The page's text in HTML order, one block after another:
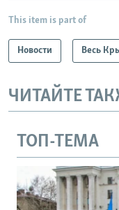
This item is part of
Новости Весь
ЧИТАЙТЕ
ТОП-ТЕМА